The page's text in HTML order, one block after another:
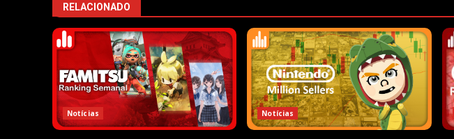
RELACIONADO
Notícias Notícias